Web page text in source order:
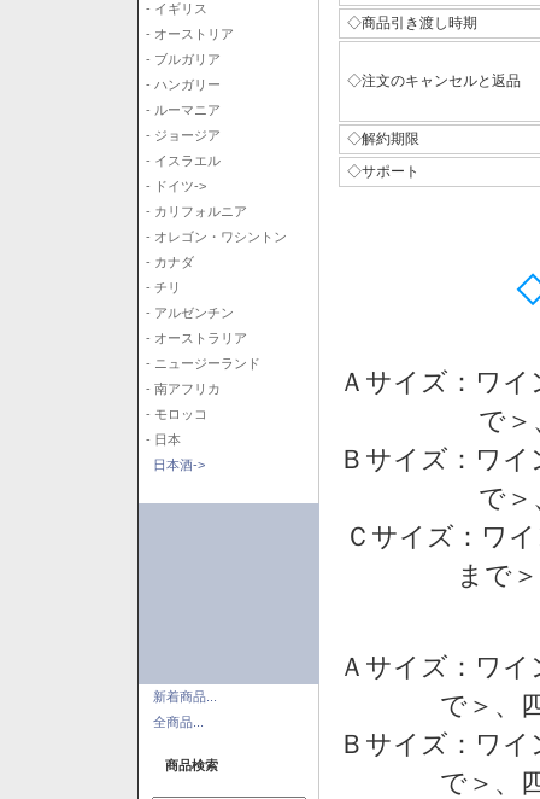
- イギリス
- オーストリア
- ブルガリア
- ハンガリー
- ルーマニア
- ジョージア
- イスラエル
- ドイツ->
- カリフォルニア
- オレゴン・ワシントン
- カナダ
- チリ
- アルゼンチン
- オーストラリア
- ニュージーランド
- 南アフリカ
- モロッコ
- 日本
日本酒->
新着商品...
全商品...
商品検索
◇商品引き渡し時期
◇注文のキャンセルと返品
◇解約期限
◇サポート
Ａサイズ：ワ
で
Ｂサイズ：ワ
で
Ｃサイズ：ワ
まで
Ａサイズ：ワ
で＞、
Ｂサイズ：ワ
で＞、